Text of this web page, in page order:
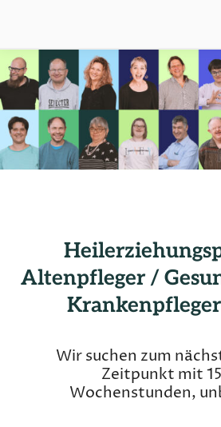
Stellenangebot:
Altenpfleger /
Wir suchen zum
Zeitpunkt mit
Wochenstunden,